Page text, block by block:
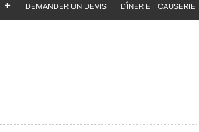
DEMANDER UN DEVIS DÎNER ET CAUSERIE